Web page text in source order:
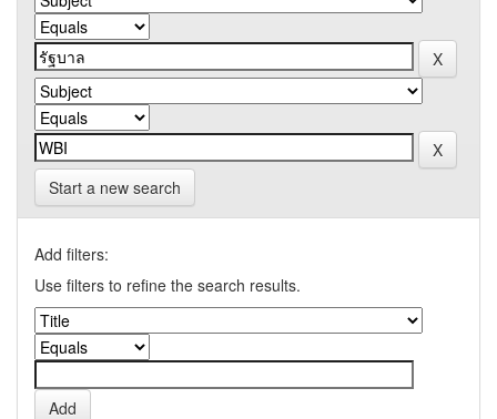
Start a new search
Add filters:
Use filters to refine the search results.